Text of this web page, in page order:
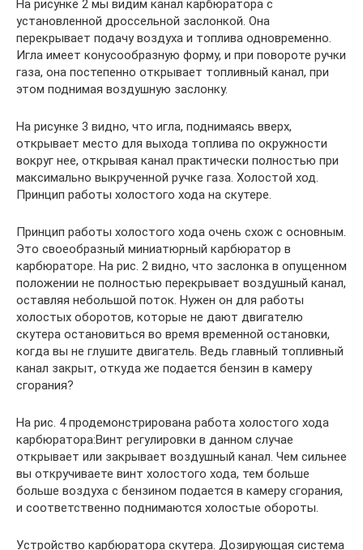
На рисунке 2 мы видим канал карбюратора с
установленной дроссельной заслонкой. Она
перекрывает подачу воздуха и топлива одновременно.
Игла имеет конусообразную форму, и при повороте ручки
газа, она постепенно открывает топливный канал, при
этом поднимая воздушную заслонку.
На рисунке 3 видно, что игла, поднимаясь вверх,
открывает место для выхода топлива по окружности
вокруг нее, открывая канал практически полностью при
максимально выкрученной ручке газа. Холостой ход.
Принцип работы холостого хода на скутере.
Принцип работы холостого хода очень схож с основным.
Это своеобразный миниатюрный карбюратор в
карбюраторе. На рис. 2 видно, что заслонка в опущенном
положении не полностью перекрывает воздушный канал,
оставляя небольшой поток. Нужен он для работы
холостых оборотов, которые не дают двигателю
скутера остановиться во время временной остановки,
когда вы не глушите двигатель. Ведь главный топливный
канал закрыт, откуда же подается бензин в камеру
сгорания?
На рис. 4 продемонстрирована работа холостого хода
карбюратора:Винт регулировки в данном случае
открывает или закрывает воздушный канал. Чем сильнее
вы откручиваете винт холостого хода, тем больше
больше воздуха с бензином подается в камеру сгорания,
и соответственно поднимаются холостые обороты.
Устройство карбюратора скутера. Дозирующая система